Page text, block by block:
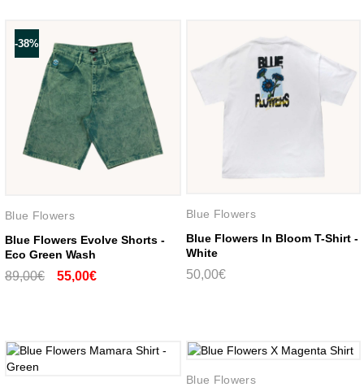
-38%
Blue Flowers
Blue Flowers Evolve Shorts -
Eco Green Wash
89,00€ 55,00€
Blue Flowers
Blue Flowers In Bloom T-Shirt -
White
50,00€
Blue Flowers